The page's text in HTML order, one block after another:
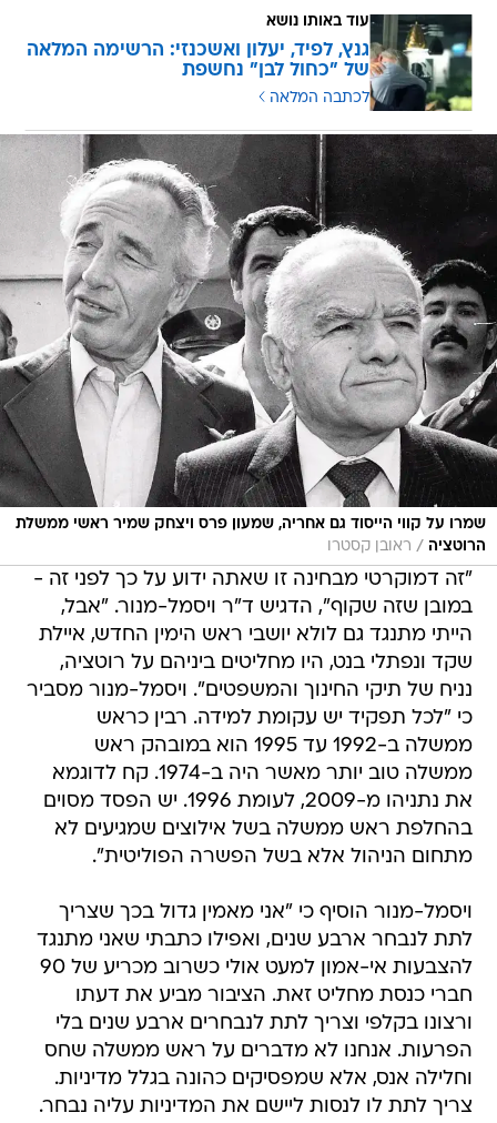
עוד באותו נושא
גנץ, לפיד, יעלון ואשכנזי: הרשימה המלאה
של "כחול לבן" נחשפת
לכתבה המלאה
שמרו על קווי הייסוד גם אחריה, שמעון פרס ויצחק שמיר ראשי ממשלת
הרוטציה / ראובן קסטרו
"זה דמוקרטי מבחינה זו שאתה ידוע על כך לפני זה -
במובן שזה שקוף", הדגיש ד"ר ויסמל-מנור. "אבל,
הייתי מתנגד גם לולא יושבי ראש הימין החדש, איילת
שקד ונפתלי בנט, היו מחליטים ביניהם על רוטציה,
נניח של תיקי החינוך והמשפטים". ויסמל-מנור מסביר
כי "לכל תפקיד יש עקומת למידה. רבין כראש
ממשלה ב-1992 עד 1995 הוא במובהק ראש
ממשלה טוב יותר מאשר היה ב-1974. קח לדוגמא
את נתניהו מ-2009, לעומת 1996. יש הפסד מסוים
בהחלפת ראש ממשלה בשל אילוצים שמגיעים לא
מתחום הניהול אלא בשל הפשרה הפוליטית".
ויסמל-מנור הוסיף כי "אני מאמין גדול בכך שצריך
לתת לנבחר ארבע שנים, ואפילו כתבתי שאני מתנגד
להצבעות אי-אמון למעט אולי כשרוב מכריע של 90
חברי כנסת מחליט זאת. הציבור מביע את דעתו
ורצונו בקלפי וצריך לתת לנבחרים ארבע שנים בלי
הפרעות. אנחנו לא מדברים על ראש ממשלה שחס
וחלילה אנס, אלא שמפסיקים כהונה בגלל מדיניות.
צריך לתת לו לנסות ליישם את המדיניות עליה נבחר.